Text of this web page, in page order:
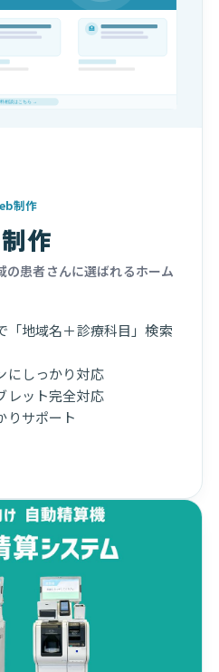
制作
作
の患者さんに選ばれるホーム
「地域名＋診療科目」検索
にしっかり対応
レット完全対応
りサポート